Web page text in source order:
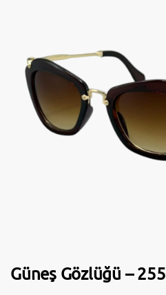
Güneş Gözlüğü – 255